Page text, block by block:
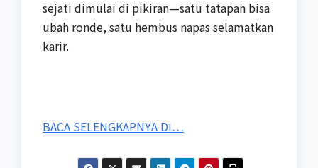
sejati dimulai di pikiran—satu tatapan bisa
ubah ronde, satu hembus napas selamatkan
karir.
BACA SELENGKAPNYA DI…